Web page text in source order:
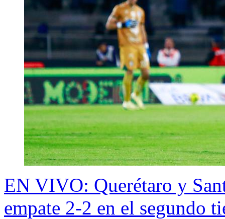
EN VIVO: Querétaro y
empate 2-2 en el segundo